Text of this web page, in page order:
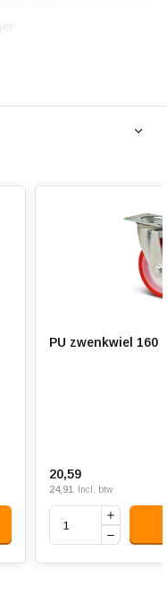
PU zwenkwiel 160
20,59
24,91 Incl. btw